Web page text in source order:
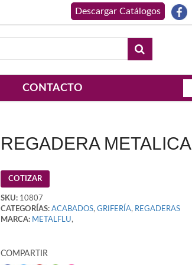
CONTACTO
REGADERA
COTIZAR
SKU:10807
CATEGORÍAS: ACABADOS, GRIFERÍA, REGADERAS
MARCA: METALFLU,
COMPARTIR